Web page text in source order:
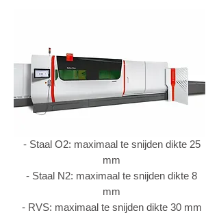
- Staal O2: maximaal te snijden dikte 25
mm
- Staal N2: maximaal te snijden dikte 8
mm
- RVS: maximaal te snijden dikte 30 mm